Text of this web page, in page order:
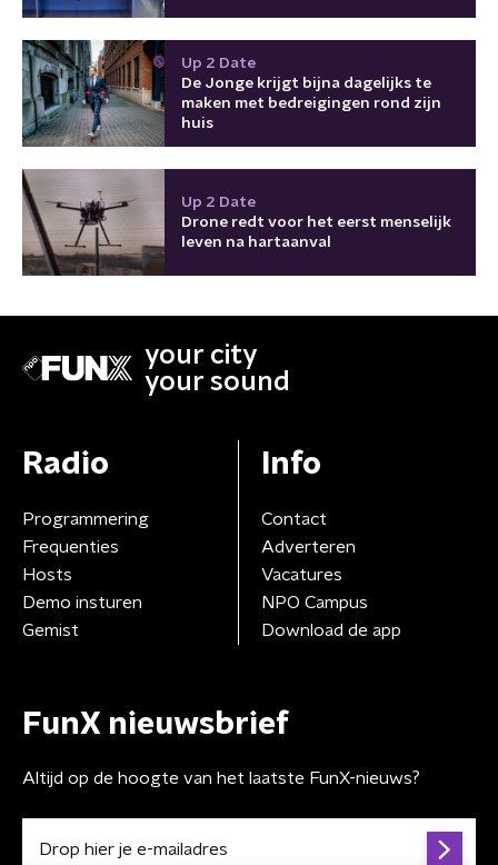
Up 2 Date
De Jonge krijgt bijna dagelijks te
maken met bedreigingen rond zijn
huis
Up 2 Date
Drone redt voor het eerst menselijk
leven na hartaanval
your city
your sound
Radio
Programmering
Frequenties
Hosts
Demo insturen
Gemist
Info
Contact
Adverteren
Vacatures
NPO Campus
Download de app
FunX nieuwsbrief
Altijd op de hoogte van het laatste FunX-nieuws?